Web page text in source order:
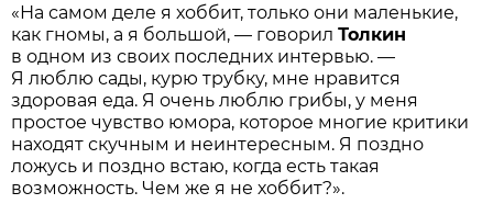
«На самом деле я хоббит, только они маленькие,
как гномы, а я большой, — говорилТолкин
в одном из своих последних интервью. —
Я люблю сады, курю трубку, мне нравится
здоровая еда. Я очень люблю грибы, у меня
простое чувство юмора, которое многие критики
находят скучным и неинтересным. Я поздно
ложусь и поздно встаю, когда есть такая
возможность. Чем же я не хоббит?».